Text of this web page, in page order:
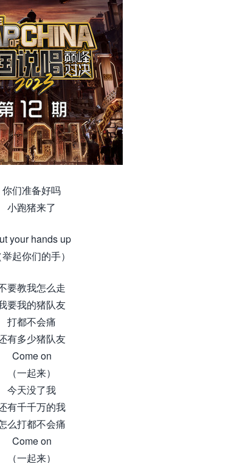
你们准备好吗
小跑猪来了
your hands up
起你们的手）
要教我怎么走
要我的猪队友
打都不会痛
有多少猪队友
Come on
（一起来）
今天没了我
有千千万的我
么打都不会痛
Come on
（一起来）